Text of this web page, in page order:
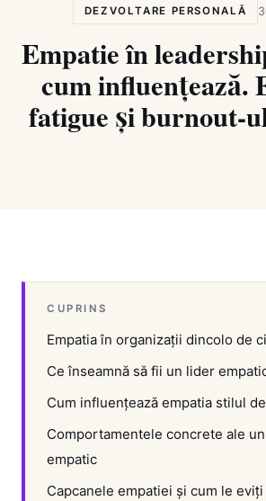
DEZVOLTARE PERSONALĂ
Empatie în
cum influențează.
fatigue și burnout-
CUPRINS
Empatia în organizații dincolo de
Ce înseamnă să fii un lider
Cum influențează empatia stilul
Comportamentele concrete ale
empatic
Capcanele empatiei și cum le eviți